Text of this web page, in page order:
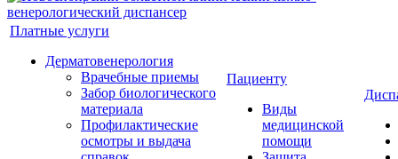
Платные услуги
Дерматовенерология
Врачебные приемы
Забор биологического
материала
Профилактические
осмотры и выдача
Пациенту
Виды
медицинской
помощи